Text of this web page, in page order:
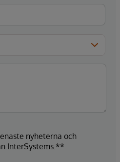
nyheterna och
InterSystems.**